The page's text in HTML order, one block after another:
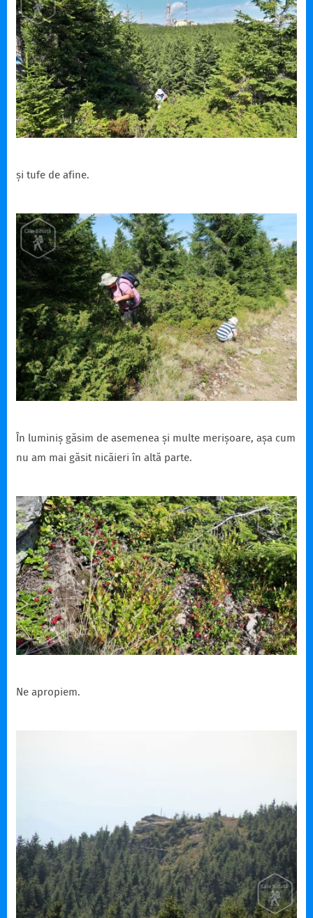
și tufe de afine.
În luminiș găsim de asemenea și multe merișoare, așa cum
nu am mai găsit nicăieri în altă parte.
Ne apropiem.